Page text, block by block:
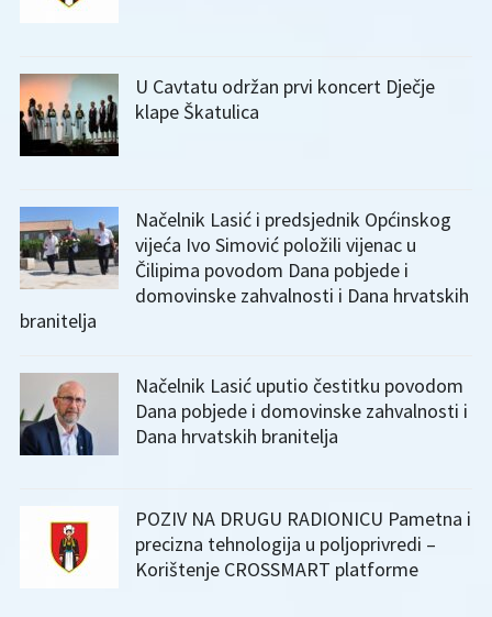
U Cavtatu održan prvi koncert Dječje
klape Škatulica
Načelnik Lasić i predsjednik Općinskog
vijeća Ivo Simović položili vijenac u
Čilipima povodom Dana pobjede i
domovinske zahvalnosti i Dana hrvatskih
branitelja
Načelnik Lasić uputio čestitku povodom
Dana pobjede i domovinske zahvalnosti i
Dana hrvatskih branitelja
POZIV NA DRUGU RADIONICU Pametna i
precizna tehnologija u poljoprivredi –
Korištenje CROSSMART platforme